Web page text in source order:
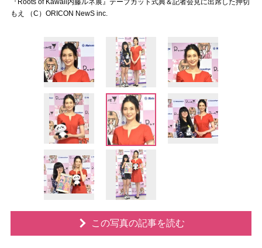
『Roots of Kawaii内藤ルネ展』テープカット式典＆記者会見に出席した押切
もえ （C）ORICON NewS inc.
この写真の記事を読む